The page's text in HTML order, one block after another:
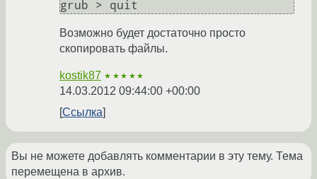
Возможно будет достаточно просто
скопировать файлы.
kostik87 ★★★★★
14.03.2012 09:44:00 +00:00
Ссылка
Вы не можете добавлять комментарии в эту тему. Тема
перемещена в архив.